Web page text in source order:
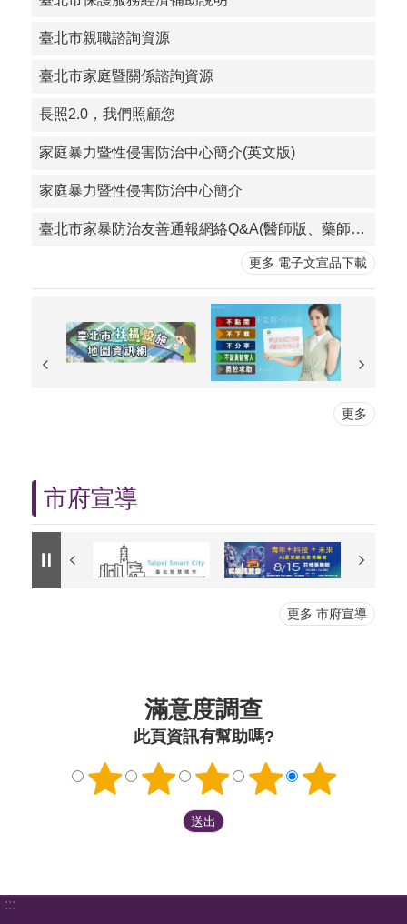
臺北市親職諮詢資源
臺北市家庭暨關係諮詢資源
長照2.0，我們照顧您
家庭暴力暨性侵害防治中心簡介(英文版)
家庭暴力暨性侵害防治中心簡介
臺北市家暴防治友善通報網絡Q&A(醫師版、藥師版)及多國語言求助小卡
更多 電子文宣品下載
更多
市府宣導
更多 市府宣導
滿意度調查
此頁資訊有幫助嗎?
:::